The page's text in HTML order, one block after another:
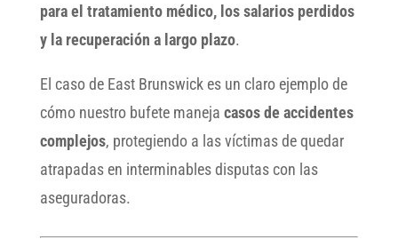
para el tratamiento médico, los salarios perdidos
y la recuperación a largo plazo.
El caso de East Brunswick es un claro ejemplo de
cómo nuestro bufete maneja casos de accidentes
complejos, protegiendo a las víctimas de quedar
atrapadas en interminables disputas con las
aseguradoras.